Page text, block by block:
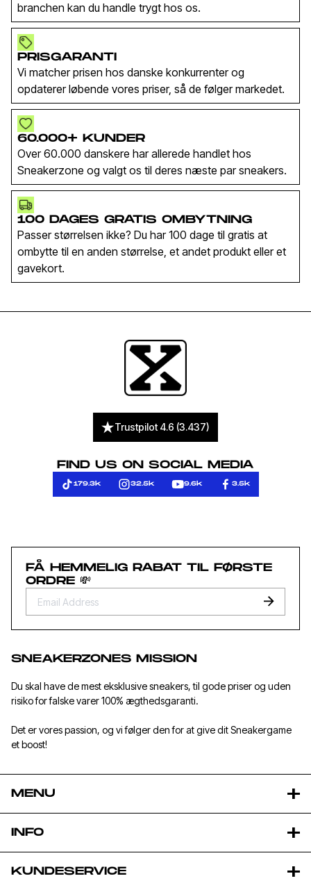
branchen kan du handle trygt hos os.
PRISGARANTI
Vi matcher prisen hos danske konkurrenter og
opdaterer løbende vores priser, så de følger markedet.
60.000+ KUNDER
Over 60.000 danskere har allerede handlet hos
Sneakerzone og valgt os til deres næste par sneakers.
100 DAGES GRATIS OMBYTNING
Passer størrelsen ikke? Du har 100 dage til gratis at
ombytte til en anden størrelse, et andet produkt eller et
gavekort.
Trustpilot 4.6 (3.437)
FIND US ON SOCIAL MEDIA
179.3k 32.5k 9.6k 3.5k
FÅ HEMMELIG RABAT TIL FØRSTE
ORDRE 💸
SNEAKERZONES MISSION
Du skal have de mest eksklusive sneakers, til gode priser og uden
risiko for falske varer 100% ægthedsgaranti.
Det er vores passion, og vi følger den for at give dit Sneakergame
et boost!
MENU
INFO
KUNDESERVICE